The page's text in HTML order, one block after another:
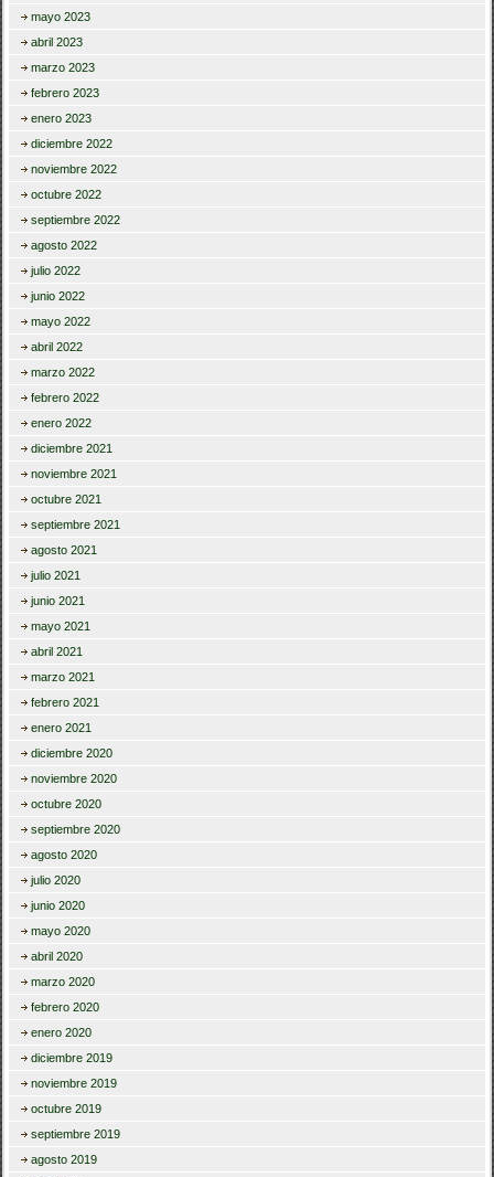
mayo 2023
abril 2023
marzo 2023
febrero 2023
enero 2023
diciembre 2022
noviembre 2022
octubre 2022
septiembre 2022
agosto 2022
julio 2022
junio 2022
mayo 2022
abril 2022
marzo 2022
febrero 2022
enero 2022
diciembre 2021
noviembre 2021
octubre 2021
septiembre 2021
agosto 2021
julio 2021
junio 2021
mayo 2021
abril 2021
marzo 2021
febrero 2021
enero 2021
diciembre 2020
noviembre 2020
octubre 2020
septiembre 2020
agosto 2020
julio 2020
junio 2020
mayo 2020
abril 2020
marzo 2020
febrero 2020
enero 2020
diciembre 2019
noviembre 2019
octubre 2019
septiembre 2019
agosto 2019